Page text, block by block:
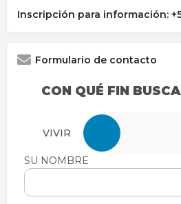
Inscripción para información:
Formulario de contacto
CON QUÉ FIN
VIVIR
SU NOMBRE
SU NOMBRE